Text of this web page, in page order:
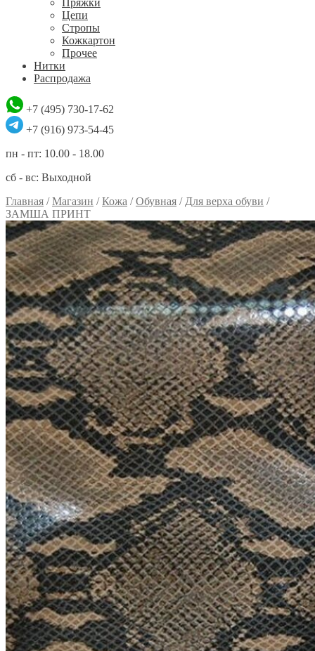
Пряжки
Цепи
Стропы
Кожкартон
Прочее
Нитки
Распродажа
+7 (495) 730-17-62
+7 (916) 973-54-45
пн - пт: 10.00 - 18.00
сб - вс: Выходной
Главная /Магазин /Кожа /Обувная / Для верха обуви /
ЗАМША ПРИНТ